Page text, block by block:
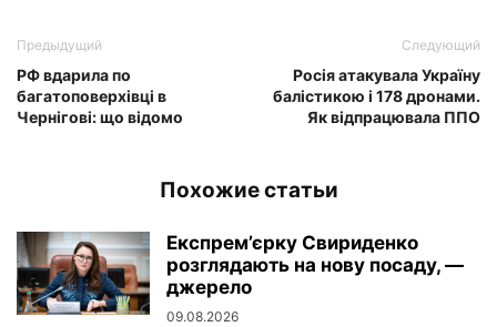
Предыдущий
РФ вдарила по
багатоповерхівці в
Чернігові: що відомо
Следующий
Росія атакувала Україну
балістикою і 178 дронами.
Як відпрацювала ППО
Похожие статьи
Експрем’єрку Свириденко
розглядають на нову посаду, —
джерело
09.08.2026